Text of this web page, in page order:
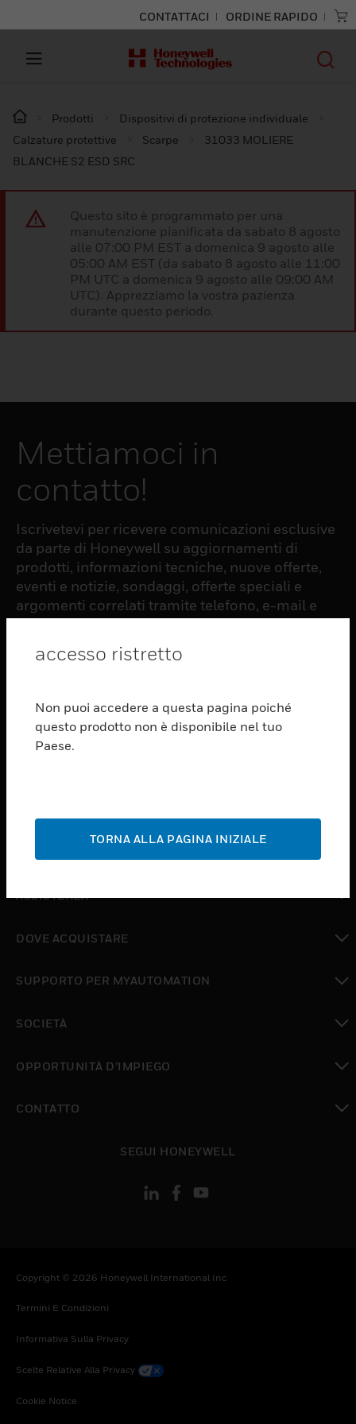
CONTATTACI ORDINE RAPIDO
Prodotti
Dispositivi di protezione individuale
Calzature protettive
Scarpe
31033 MOLIERE
BLANCHE S2 ESD SRC
Questo sito è programmato per una
manutenzione pianificata da sabato 8 agosto
alle 07:00 PM EST a domenica 9 agosto alle
05:00 AM EST (da sabato 8 agosto alle 11:00
PM UTC a domenica 9 agosto alle 09:00 AM
UTC). Apprezziamo la vostra pazienza
durante questo periodo.
Mettiamoci in
contatto!
Iscrivetevi per ricevere comunicazioni esclusive
da parte di Honeywell su aggiornamenti di
prodotti, informazioni tecniche, nuove offerte,
eventi e notizie, sondaggi, offerte speciali e
argomenti correlati tramite telefono, e-mail e
PRODUCTS
toggle view
ASSISTENZA
DOVE ACQUISTARE
SUPPORTO PER MYAUTOMATION
SOCIETÀ
OPPORTUNITÀ D’IMPIEGO
CONTATTO
SEGUI HONEYWELL
Copyright © 2026 Honeywell International Inc
Termini E Condizioni
Informativa Sulla Privacy
Scelte Relative Alla Privacy
Cookie Notice
accesso ristretto
Non puoi accedere a questa pagina poiché
questo prodotto non è disponibile nel tuo
Paese.
TORNA ALLA PAGINA INIZIALE